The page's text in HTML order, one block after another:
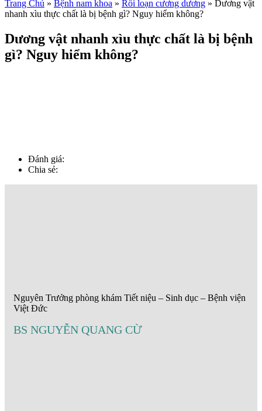
Trang Chủ » Bệnh nam khoa » Rối loạn cương dương » Dương vật
nhanh xìu thực chất là bị bệnh gì? Nguy hiểm không?
Dương vật nhanh xìu thực chất là bị bệnh
gì? Nguy hiểm không?
Đánh giá:
Chia sẻ:
Nguyên Trưởng phòng khám Tiết niệu – Sinh dục – Bệnh viện
Việt Đức
BS NGUYỄN QUANG CỪ